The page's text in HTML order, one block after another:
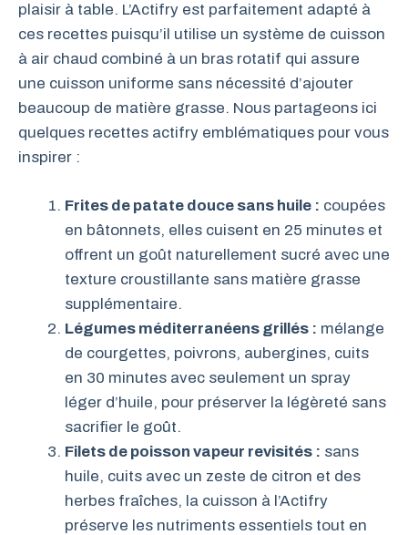
plaisir à table. L’Actifry est parfaitement adapté à
ces recettes puisqu’il utilise un système de cuisson
à air chaud combiné à un bras rotatif qui assure
une cuisson uniforme sans nécessité d’ajouter
beaucoup de matière grasse. Nous partageons ici
quelques recettes actifry emblématiques pour vous
inspirer :
Frites de patate douce sans huile : coupées
en bâtonnets, elles cuisent en 25 minutes et
offrent un goût naturellement sucré avec une
texture croustillante sans matière grasse
supplémentaire.
Légumes méditerranéens grillés : mélange
de courgettes, poivrons, aubergines, cuits
en 30 minutes avec seulement un spray
léger d’huile, pour préserver la légèreté sans
sacrifier le goût.
Filets de poisson vapeur revisités : sans
huile, cuits avec un zeste de citron et des
herbes fraîches, la cuisson à l’Actifry
préserve les nutriments essentiels tout en